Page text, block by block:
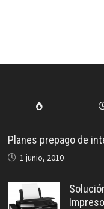
Planes prepago de
1 junio, 2010